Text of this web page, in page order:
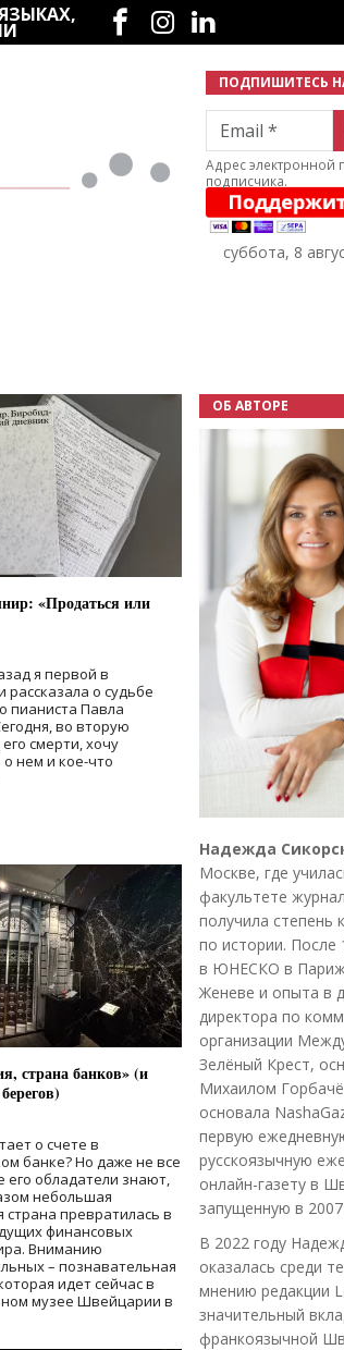
Социальные сети
ПОДПИШИТЕСЬ
Email
Адрес электронной
подписчика.
суббота, 8
«Продаться или
я первой в
о судьбе
пианиста Павла
во вторую
смерти, хочу
нем и кое-что
страна банков» (и
о счете в
банке? Но даже не все
его обладатели знают,
небольшая
страна превратилась в
финансовых
Вниманию
– познавательная
идет сейчас в
музее Швейцарии в
ОБ АВТОРЕ
Надежда
Москве, где
факультете
получила степень
по истории. После
в ЮНЕСКО в
Женеве и опыта в
директора по
организации
Зелёный Крест,
Михаилом
основала
первую
русскоязычную
онлайн-газету в
запущенную в 2007
В 2022 году
оказалась среди
мнению редакции
значительный
франкоязычной